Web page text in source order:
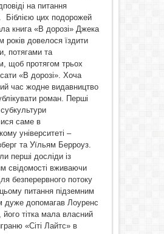
на питання
Біблією цих подорожей
книга «В дорозі» Джека
років довелося їздити
потягами та
щоб протягом трьох
«В дорозі». Хоча
час жодне видавництво
роман. Перші
саме в
університеті –
та Уїльям Берроуз.
перші досліди із
свідомості вживаючи
безперервного потоку
питання підземним
дуже допомагав Лоуренс
його тітка мала власний
«Сіті Лайтс» в